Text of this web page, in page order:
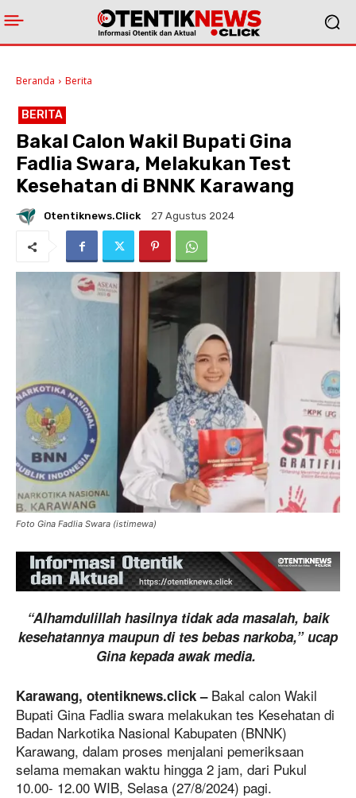
Beranda Berita
BERITA
Bakal Calon Wakil Bupati Gina
Fadlia Swara, Melakukan Test
Kesehatan di BNNK Karawang
Otentiknews.click 27 Agustus 2024
Foto Gina Fadlia Swara (istimewa)
“Alhamdulillah hasilnya tidak ada masalah, baik
kesehatannya maupun di tes bebas narkoba,” ucap
Gina kepada awak media.
Karawang, otentiknews.click –Bakal calon Wakil
Bupati Gina Fadlia swara melakukan tes Kesehatan di
Badan Narkotika Nasional Kabupaten (BNNK)
Karawang, dalam proses menjalani pemeriksaan
selama memakan waktu hingga 2 jam, dari Pukul
10.00- 12.00 WIB, Selasa (27/8/2024) pagi.